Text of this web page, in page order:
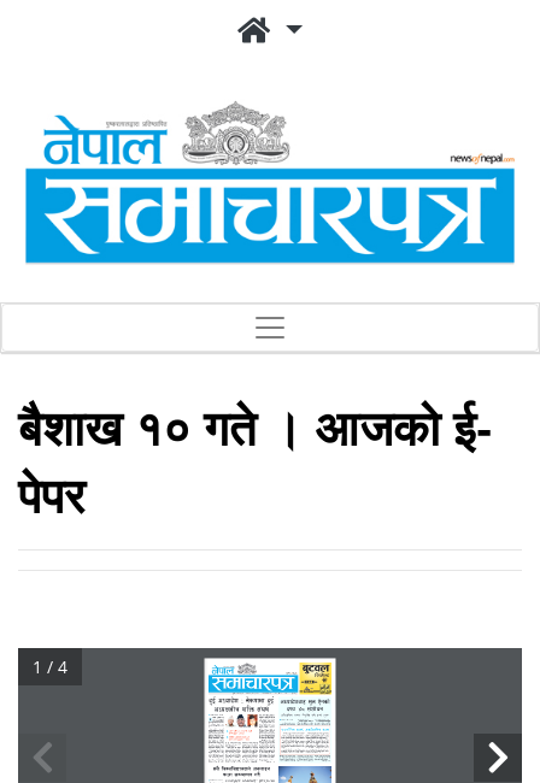
बैशाख १० गते । आजको ई-
पेपर
1 / 4